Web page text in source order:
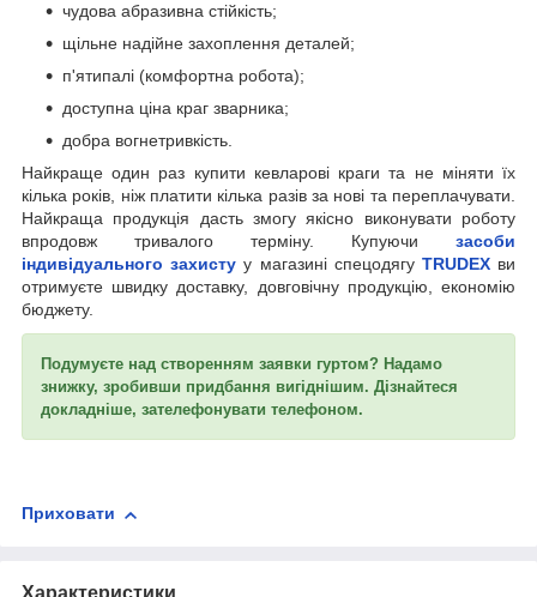
чудова абразивна стійкість;
щільне надійне захоплення деталей;
п'ятипалі (комфортна робота);
доступна ціна краг зварника;
добра вогнетривкість.
Найкраще один раз купити кевларові краги та не міняти їх
кілька років, ніж платити кілька разів за нові та переплачувати.
Найкраща продукція дасть змогу якісно виконувати роботу
впродовж тривалого терміну. Купуючи засоби
індивідуального захисту у магазині спецодягу TRUDEXви
отримуєте швидку доставку, довговічну продукцію, економію
бюджету.
Подумуєте над створенням заявки гуртом? Надамо
знижку, зробивши придбання вигіднішим. Дізнайтеся
докладніше, зателефонувати телефоном.
Приховати
Характеристики